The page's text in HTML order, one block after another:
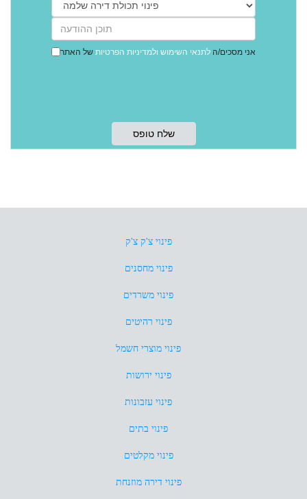
אני מסכים/ה לתנאי השימוש ולמדיניות הפרטיות של האתר
פינוי צ'ק צ'ק
פינוי מחסנים
פינוי משרדים
פינוי רהיטים
פינוי מוצרי חשמל
פינוי ירושות
פינוי עזבונות
פינוי בתים
פינוי מקלטים
פינוי דירה מוזנחת